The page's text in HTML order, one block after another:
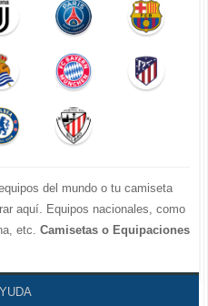
del mundo o tu camiseta
aquí. Equipos nacionales, como
etc. Camisetas o Equipaciones
Atletico Madrid, Sevilla,
Real Sociedad, Deportivo de La